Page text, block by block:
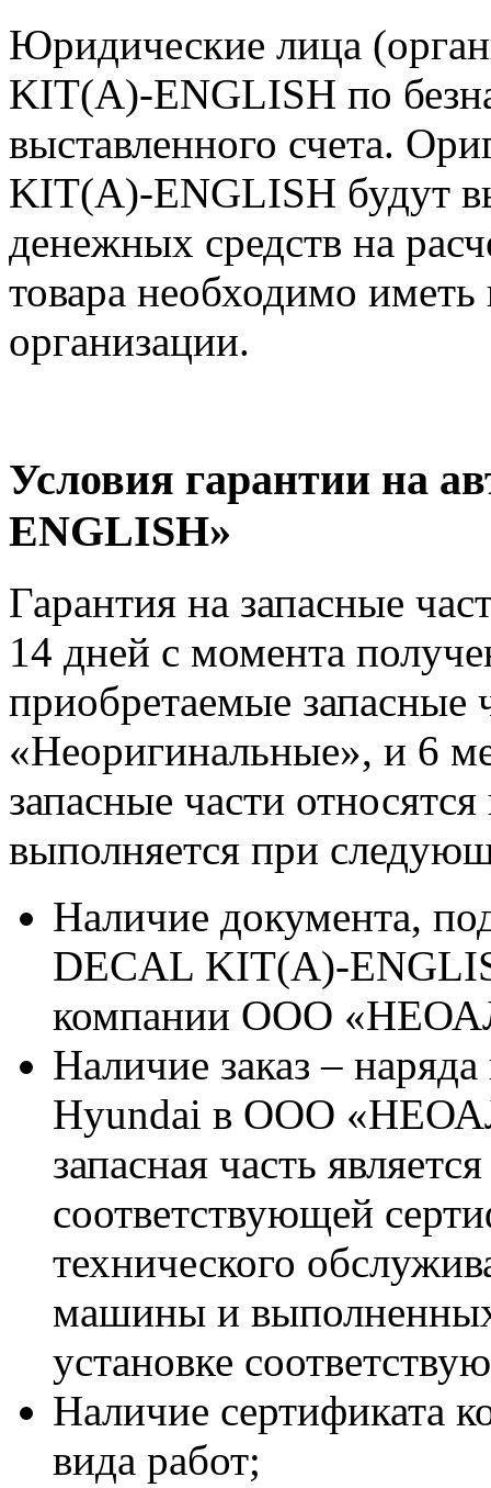
Юридические лица
KIT(A)-ENGLISH по
выставленного счета.
KIT(A)-ENGLISH будут
денежных средств на
товара необходимо иметь
организации.
Условия гарантии на
ENGLISH»
Гарантия на запасные
14 дней с момента
приобретаемые запасные
«Неоригинальные», и 6
запасные части
выполняется при
Наличие документа,
DECAL KIT(A)-
компании ООО
Наличие заказ –
Hyundai в ООО
запасная часть
соответствующей
технического
машины и
установке
Наличие сертификата
вида работ;